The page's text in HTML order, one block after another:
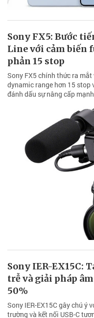
Sony FX5: Bước
Line với cảm biến
phản 15 stop
Sony FX5 chính thức ra
dynamic range hơn 15
đánh dấu sự nâng cấp
Sony IER-EX15C:
trễ và giải pháp
50%
Sony IER-EX15C gây chú ý
trường và kết nối USB-C